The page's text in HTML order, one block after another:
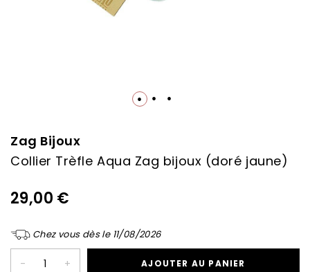
Zag Bijoux
Collier Trèfle Aqua Zag bijoux (doré jaune)
29,00 €
Chez vous dès le 11/08/2026
- + AJOUTER AU PANIER
the
beginning
of
gallery